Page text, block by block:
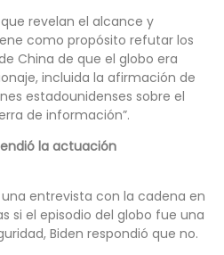
revelan el alcance y
como propósito refutar los
China de que el globo era
incluida la afirmación de
estadounidenses sobre el
de información”.
la actuación
entrevista con la cadena en
si el episodio del globo fue una
Biden respondió que no.